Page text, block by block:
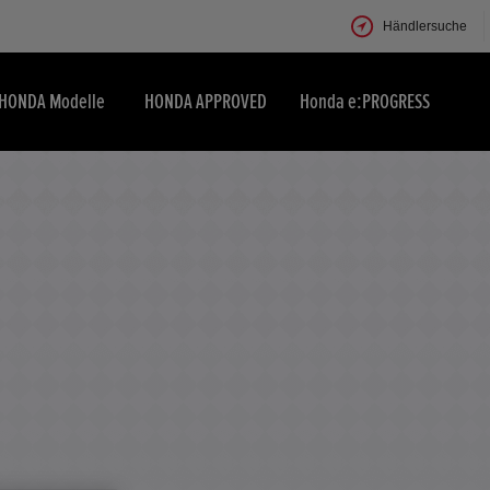
Händlersuche
HONDA Modelle HONDA APPROVED Honda e:PROGRESS